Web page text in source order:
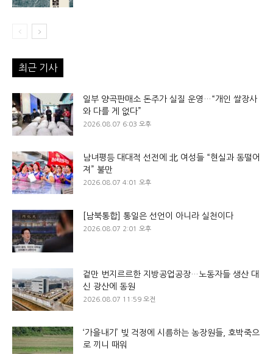
최근 기사
일부 양곡판매소 돈주가 실질 운영…“개인 쌀장사
와 다를 게 없다”
2026.08.07 6:03 오후
남녀평등 대대적 선전에 北 여성들 “현실과 동떨어
져” 불만
2026.08.07 4:01 오후
[남북통합] 통일은 선언이 아니라 실천이다
2026.08.07 2:01 오후
겉만 번지르르한 지방공업공장…노동자들 생산 대
신 광산에 동원
2026.08.07 11:59 오전
‘가을내기’ 빚 걱정에 시름하는 농장원들, 호박죽으
로 끼니 때워